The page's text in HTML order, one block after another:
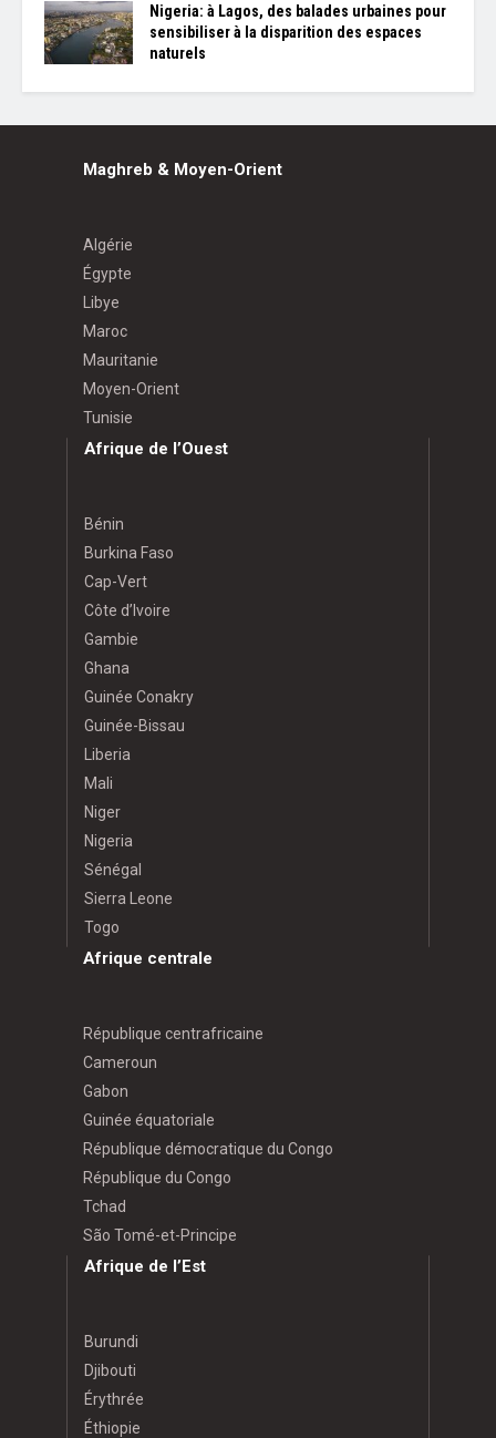
Nigeria: à Lagos, des balades urbaines pour
sensibiliser à la disparition des espaces
naturels
Maghreb & Moyen-Orient
Algérie
Égypte
Libye
Maroc
Mauritanie
Moyen-Orient
Tunisie
Afrique de l’Ouest
Bénin
Burkina Faso
Cap-Vert
Côte d’Ivoire
Gambie
Ghana
Guinée Conakry
Guinée-Bissau
Liberia
Mali
Niger
Nigeria
Sénégal
Sierra Leone
Togo
Afrique centrale
République centrafricaine
Cameroun
Gabon
Guinée équatoriale
République démocratique du Congo
République du Congo
Tchad
São Tomé-et-Principe
Afrique de l’Est
Burundi
Djibouti
Érythrée
Éthiopie